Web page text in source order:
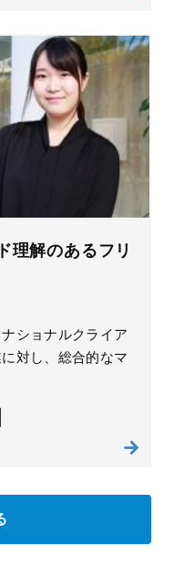
理解のあるフリ
ショナルクライア
対し、総合的なマ